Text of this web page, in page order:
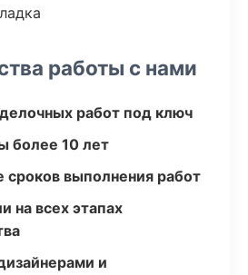
работы с нами
работ под ключ
более 10 лет
выполнения работ
на всех этапах
и